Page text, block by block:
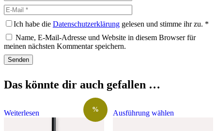
E-
Mail
Ich habe die Datenschutzerklärung gelesen und stimme ihr zu. *
Name, E-Mail-Adresse und Website in diesem Browser für
meinen nächsten Kommentar speichern.
Das könnte dir auch gefallen …
Weiterlesen % Ausführung wählenProdukt